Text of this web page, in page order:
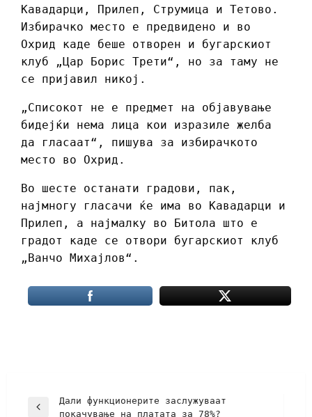
Кавадарци, Прилеп, Струмица и Тетово.
Избирачко место е предвидено и во
Охрид каде беше отворен и бугарскиот
клуб „Цар Борис Трети“, но за таму не
се пријавил никој.
„Списокот не е предмет на објавување
бидејќи нема лица кои изразиле желба
да гласаат“, пишува за избирачкото
место во Охрид.
Во шесте останати градови, пак,
најмногу гласачи ќе има во Кавадарци и
Прилеп, а најмалку во Битола што е
градот каде се отвори бугарскиот клуб
„Ванчо Михајлов“.
Дали функционерите заслужуваат
покачување на платата за 78%?